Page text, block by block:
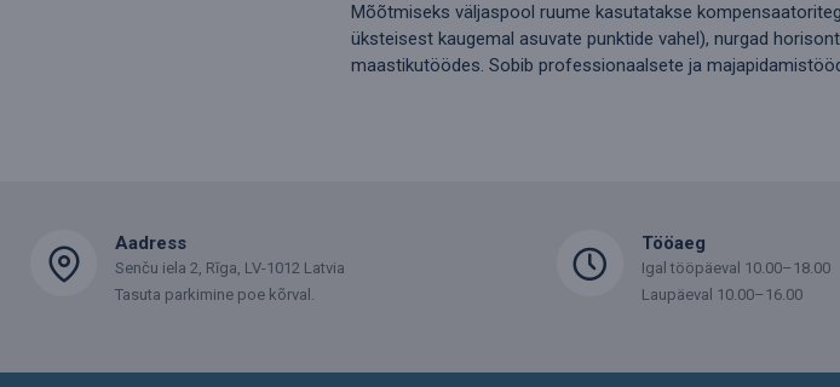
Mõõtmiseks väljaspool ruume kasutatakse
üksteisest kaugemal asuvate punktide vahel), nurgad
maastikutöödes. Sobib professionaalsete ja
Aadress
Senču iela 2, Rīga, LV-1012 Latvia
Tasuta parkimine poe kõrval.
Tööaeg
Igal tööpäeval 10.00–18.00
Laupäeval 10.00–16.00